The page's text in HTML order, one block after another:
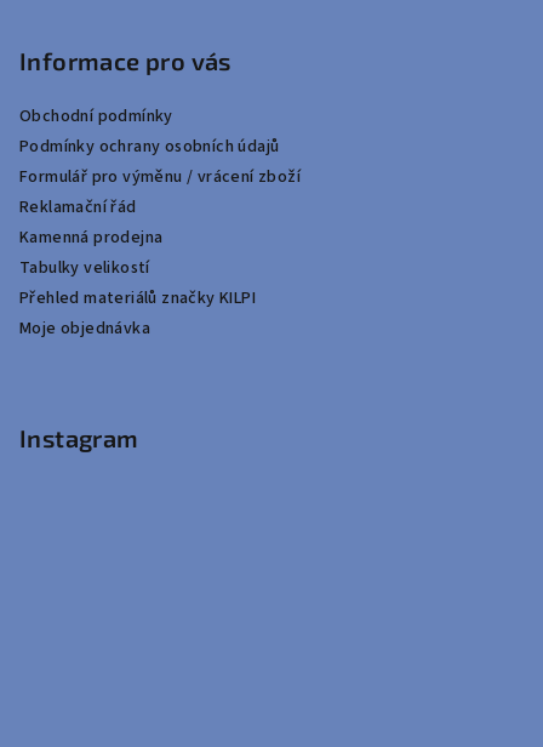
Informace pro vás
Obchodní podmínky
Podmínky ochrany osobních údajů
Formulář pro výměnu / vrácení zboží
Reklamační řád
Kamenná prodejna
Tabulky velikostí
Přehled materiálů značky KILPI
Moje objednávka
Instagram